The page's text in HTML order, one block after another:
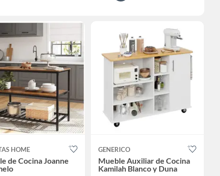
HOME
de Cocina Joanne
GENERICO
Mueble Auxiliar de Cocina
Kamilah Blanco y Duna